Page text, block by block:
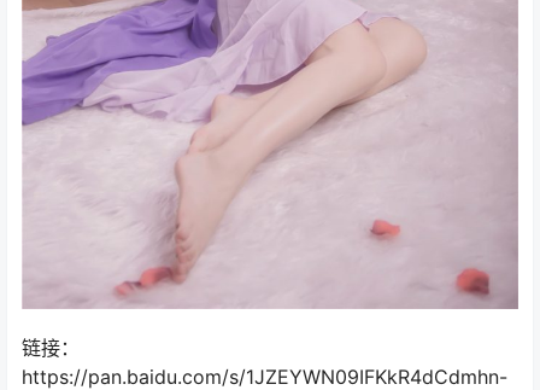
链接：
https://pan.baidu.com/s/1JZEYWN09IFKkR4dCdmhn-